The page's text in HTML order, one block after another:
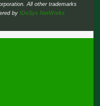
All other trademarks
byIDeSys NetWorks